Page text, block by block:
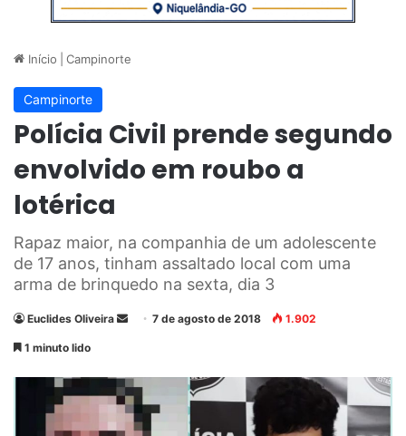
Início Campinorte
Campinorte
Polícia Civil prende segundo
envolvido em roubo a
lotérica
Rapaz maior, na companhia de um adolescente
de 17 anos, tinham assaltado local com uma
arma de brinquedo na sexta, dia 3
Euclides Oliveira
d
e
u
7 de agosto de 2018 1.902
1 minuto lido